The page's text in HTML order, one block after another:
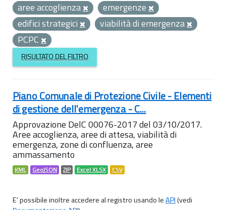
aree accoglienza
emergenze
edifici strategici
viabilità di emergenza
PCPC
RISULTATO DEL FILTRO
Piano Comunale di Protezione Civile - Elementi
di gestione dell'emergenza - C...
Approvazione DelC 00076-2017 del 03/10/2017.
Aree accoglienza, aree di attesa, viabilità di
emergenza, zone di confluenza, aree
ammassamento
KML GeoJSON ZIP Excel XLSX CSV
E' possibile inoltre accedere al registro usando leAPI(vedi